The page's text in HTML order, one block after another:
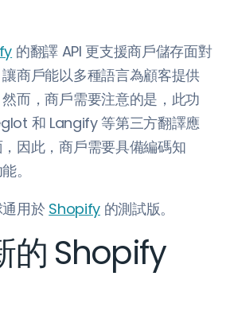
的翻譯 API 更支援商戶儲存面對
商戶能以多種語言為顧客提供
而，商戶需要注意的是，此功
和 Langify 等第三方翻譯應
因此，商戶需要具備編碼知
。
用於 Shopify的測試版。
的 Shopify